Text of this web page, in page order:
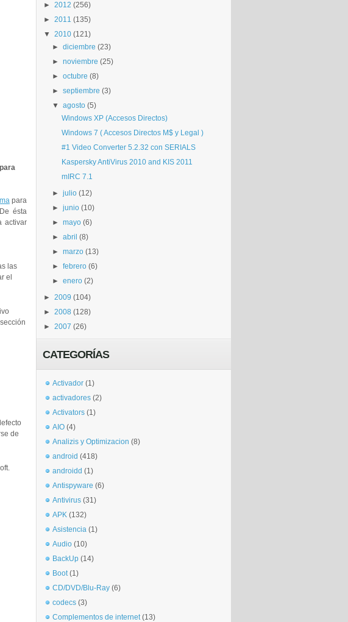
para
ésta
activar
las
el
de
► 2012 (256)
► 2011 (135)
▼ 2010 (121)
►diciembre (23)
►noviembre (25)
►octubre (8)
►septiembre (3)
▼agosto (5)
Windows XP (Accesos Directos)
Windows 7 ( Accesos Directos M$ y Legal )
#1 Video Converter 5.2.32 con SERIALS
Kaspersky AntiVirus 2010 and KIS 2011
mIRC 7.1
►julio (12)
►junio (10)
►mayo (6)
►abril (8)
►marzo (13)
►febrero (6)
►enero (2)
► 2009 (104)
► 2008 (128)
► 2007 (26)
CATEGORÍAS
Activador (1)
activadores (2)
Activators (1)
AIO (4)
Analizis y Optimizacion (8)
android (418)
androidd (1)
Antispyware (6)
Antivirus (31)
APK (132)
Asistencia (1)
Audio (10)
BackUp (14)
Boot (1)
CD/DVD/Blu-Ray (6)
codecs (3)
Complementos de internet (13)